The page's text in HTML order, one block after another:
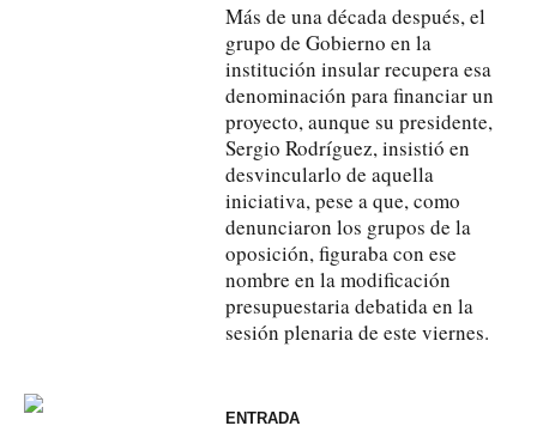
Más de una década después, el
grupo de Gobierno en la
institución insular recupera esa
denominación para financiar un
proyecto, aunque su presidente,
Sergio Rodríguez, insistió en
desvincularlo de aquella
iniciativa, pese a que, como
denunciaron los grupos de la
oposición, figuraba con ese
nombre en la modificación
presupuestaria debatida en la
sesión plenaria de este viernes.
ENTRADA